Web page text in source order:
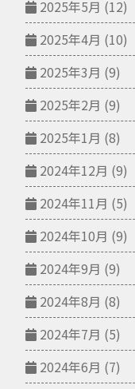
2025年5月 (12)
2025年4月 (10)
2025年3月 (9)
2025年2月 (9)
2025年1月 (8)
2024年12月 (9)
2024年11月 (5)
2024年10月 (9)
2024年9月 (9)
2024年8月 (8)
2024年7月 (5)
2024年6月 (7)